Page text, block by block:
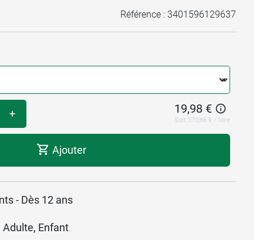
Référence : 3401596129637
+ 19,98 €
Soit 570,86 € / litre
Ajouter
- Dès 12 ans
Enfant